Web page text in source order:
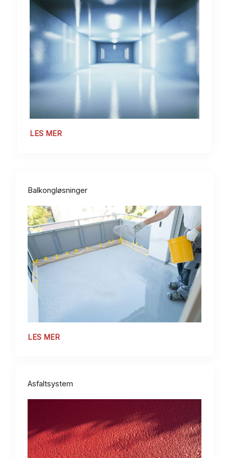
LES MER
Balkongløsninger
LES MER
Asfaltsystem